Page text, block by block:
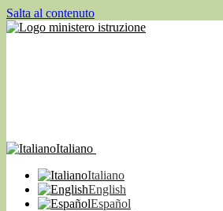
Salta al contenuto
Italiano
Italiano
English
Español